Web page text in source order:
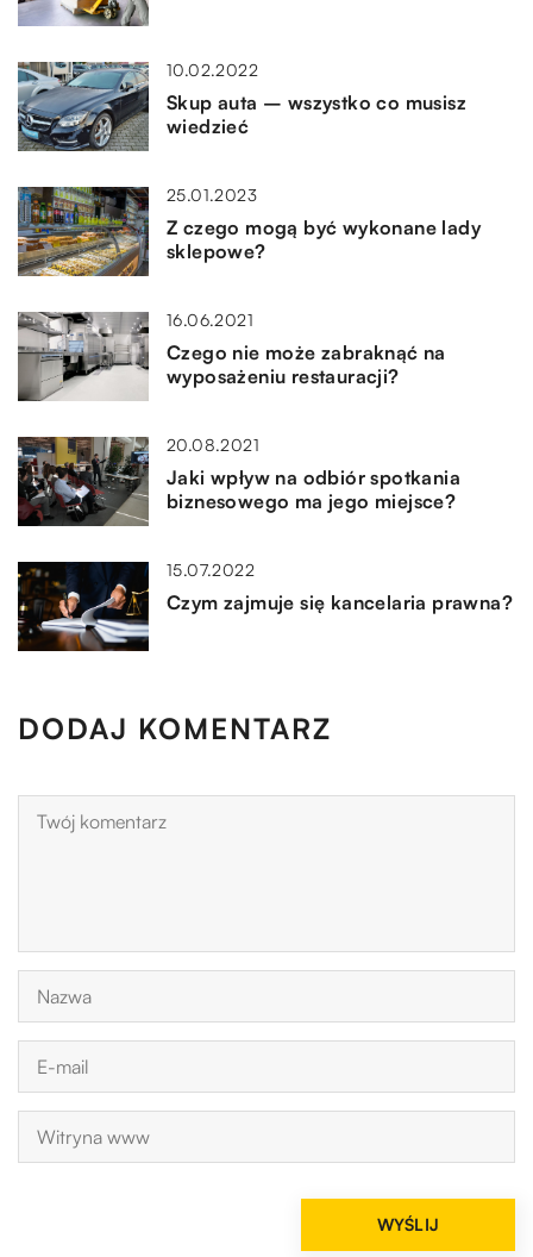
10.02.2022
Skup auta – wszystko co musisz
wiedzieć
25.01.2023
Z czego mogą być wykonane lady
sklepowe?
16.06.2021
Czego nie może zabraknąć na
wyposażeniu restauracji?
20.08.2021
Jaki wpływ na odbiór spotkania
biznesowego ma jego miejsce?
15.07.2022
Czym zajmuje się kancelaria prawna?
DODAJ KOMENTARZ